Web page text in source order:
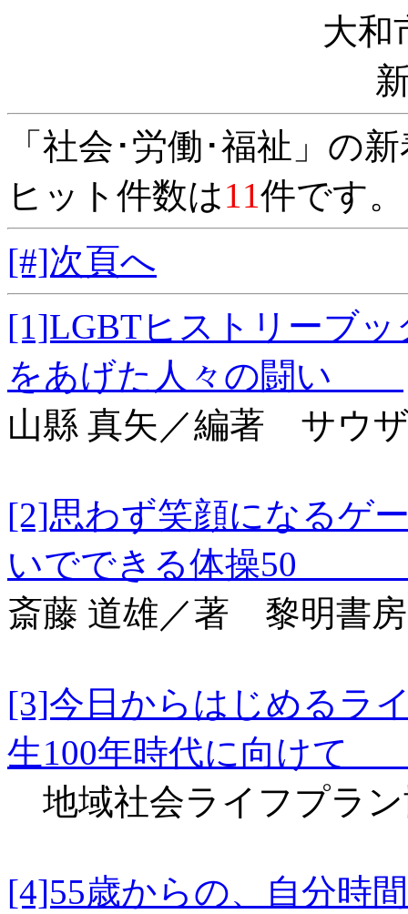
大和
「社会･労働･福祉」の
ヒット件数は11件です
[#]次頁へ
[1]LGBTヒストリーブ
をあげた人々の闘い
山縣 真矢／編著 サウ
[2]思わず笑顔になるゲ
いでできる体操
斎藤 道雄／著 黎明書房
[3]今日からはじめる
生100年時代に向け
地域社会ライフプラ
[4]55歳からの、自分